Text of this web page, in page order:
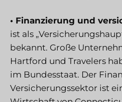
• Finanzierung und
ist als
bekannt. Große
Hartford und Travelers
im Bundesstaat. Der
Versicherungssektor ist